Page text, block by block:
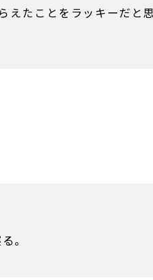
えたことをラッキーだと
。